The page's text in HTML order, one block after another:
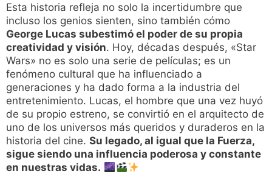
Esta historia refleja no solo la incertidumbre que
incluso los genios sienten, sino también cómo
George Lucas subestimó el poder de su propia
creatividad y visión. Hoy, décadas después, «Star
Wars» no es solo una serie de películas; es un
fenómeno cultural que ha influenciado a
generaciones y ha dado forma a la industria del
entretenimiento. Lucas, el hombre que una vez huyó
de su propio estreno, se convirtió en el arquitecto de
uno de los universos más queridos y duraderos en la
historia del cine. Su legado, al igual que la Fuerza,
sigue siendo una influencia poderosa y constante
en nuestras vidas.